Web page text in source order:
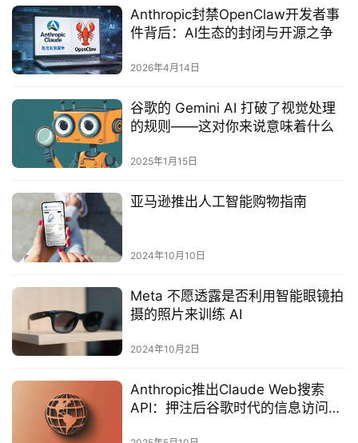
Anthropic封禁OpenClaw开发者事
件背后：AI生态的封闭与开源之争
2026年4月14日
谷歌的 Gemini AI 打破了视觉处理
的规则——这对你来说意味着什么
2025年1月15日
亚马逊推出人工智能购物指南
2024年10月10日
Meta 不愿透露是否利用智能眼镜拍
摄的照片来训练 AI
2024年10月2日
Anthropic推出Claude Web搜索
API：押注后谷歌时代的信息访问未